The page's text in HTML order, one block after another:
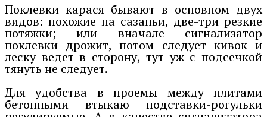
Поклевки карася бывают в основном двух
видов: похожие на сазаньи, две-три резкие
потяжки; или вначале сигнализатор
поклевки дрожит, потом следует кивок и
леску ведет в сторону, тут уж с подсечкой
тянуть не следует.
Для удобства в проемы между плитами
бетонными втыкаю подставки-рогульки